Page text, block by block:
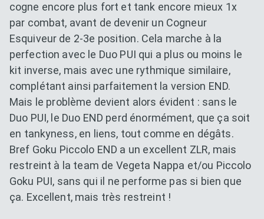
cogne encore plus fort et tank encore mieux 1x
par combat, avant de devenir un Cogneur
Esquiveur de 2-3e position. Cela marche à la
perfection avec le Duo PUI qui a plus ou moins le
kit inverse, mais avec une rythmique similaire,
complétant ainsi parfaitement la version END.
Mais le problème devient alors évident : sans le
Duo PUI, le Duo END perd énormément, que ça soit
en tankyness, en liens, tout comme en dégâts.
Bref Goku Piccolo END a un excellent ZLR, mais
restreint à la team de Vegeta Nappa et/ou Piccolo
Goku PUI, sans qui il ne performe pas si bien que
ça. Excellent, mais très restreint !